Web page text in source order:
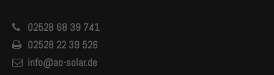
02528 68 39 741
02528 22 39 526
info@ao-solar.de